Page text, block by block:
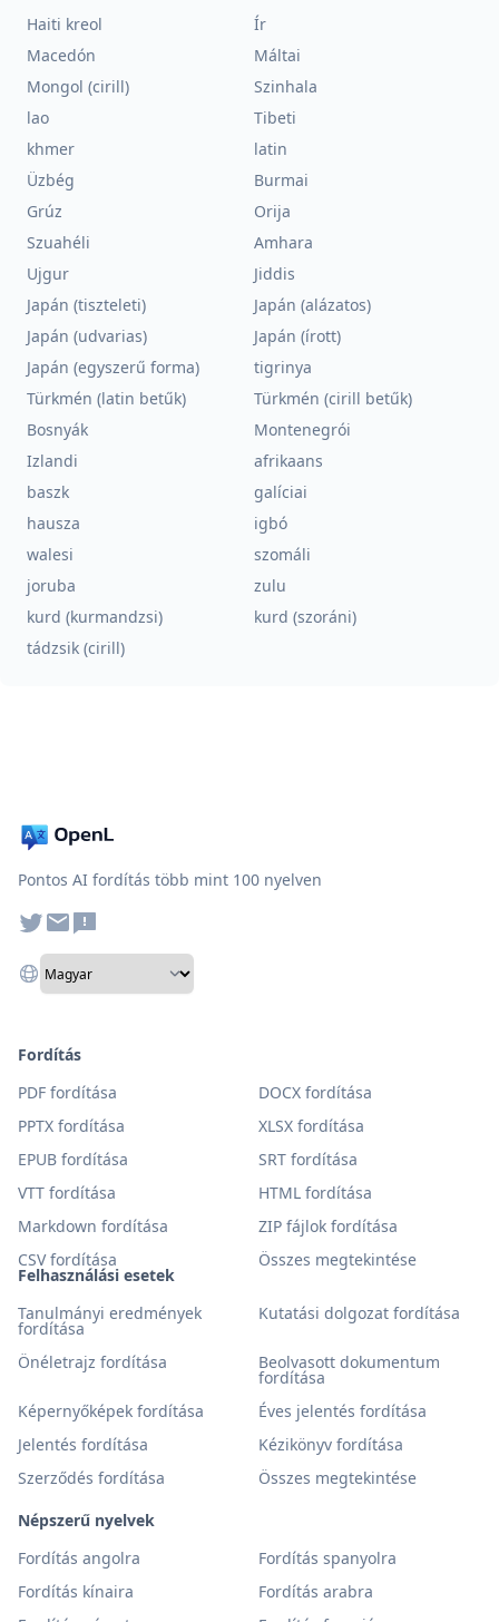
Haiti kreol
Ír
Macedón
Máltai
Mongol (cirill)
Szinhala
lao
Tibeti
khmer
latin
Üzbég
Burmai
Grúz
Orija
Szuahéli
Amhara
Ujgur
Jiddis
Japán (tiszteleti)
Japán (alázatos)
Japán (udvarias)
Japán (írott)
Japán (egyszerű forma)
tigrinya
Türkmén (latin betűk)
Türkmén (cirill betűk)
Bosnyák
Montenegrói
Izlandi
afrikaans
baszk
galíciai
hausza
igbó
walesi
szomáli
joruba
zulu
kurd (kurmandzsi)
kurd (szoráni)
tádzsik (cirill)
Pontos AI fordítás több mint 100 nyelven
Felhasználási esetek
Tanulmányi eredmények
fordítása
Kutatási dolgozat fordítása
Önéletrajz fordítása Beolvasott dokumentum
fordítása
Képernyőképek fordítása
Éves jelentés fordítása
Jelentés fordítása
Kézikönyv fordítása
Szerződés fordítása
Összes megtekintése
Népszerű nyelvek
Fordítás angolra
Fordítás spanyolra
Fordítás kínaira
Fordítás arabra
Fordítás
PDF fordítása
DOCX fordítása
PPTX fordítása
XLSX fordítása
EPUB fordítása
SRT fordítása
VTT fordítása
HTML fordítása
Markdown fordítása
ZIP fájlok fordítása
CSV fordítása
Összes megtekintése